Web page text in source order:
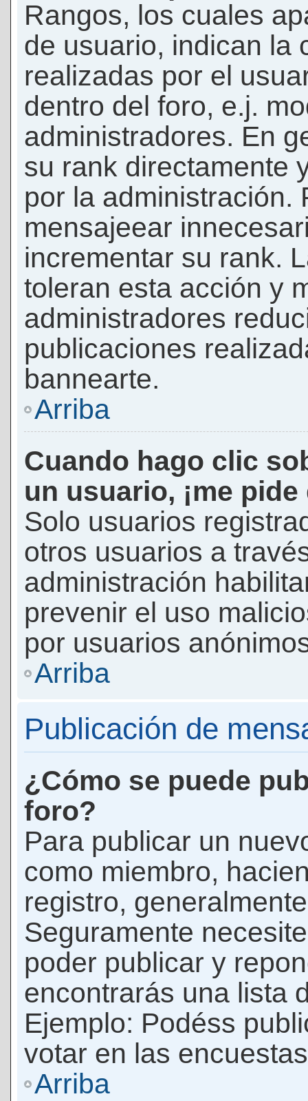
Rangos, los cuales
de usuario, indican la
realizadas por el
dentro del foro, e.j.
administradores. En
su rank directamente
por la administración.
mensajeear
incrementar su rank.
toleran esta acción y
administradores
publicaciones
bannearte.
Arriba
Cuando hago clic
un usuario, ¡me
Solo usuarios
otros usuarios a
administración
prevenir el uso
por usuarios
Arriba
Publicación de
¿Cómo se puede
foro?
Para publicar un
como miembro,
registro,
Seguramente
poder publicar y
encontrarás una lista
Ejemplo: Podéss
votar en las
Arriba